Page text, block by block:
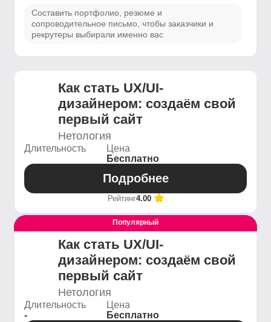
Составить портфолио, резюме и
сопроводительное письмо, чтобы заказчики и
рекрутеры выбирали именно вас
Как стать UX/UI-
дизайнером: создаём свой
первый сайт
Нетология
Длительность
Цена
Бесплатно
Подробнее
Рейтинг4.00
Выгодный
Популярный
Как стать UX/UI-
дизайнером: создаём свой
первый сайт
Нетология
Длительность
-
Цена
Бесплатно